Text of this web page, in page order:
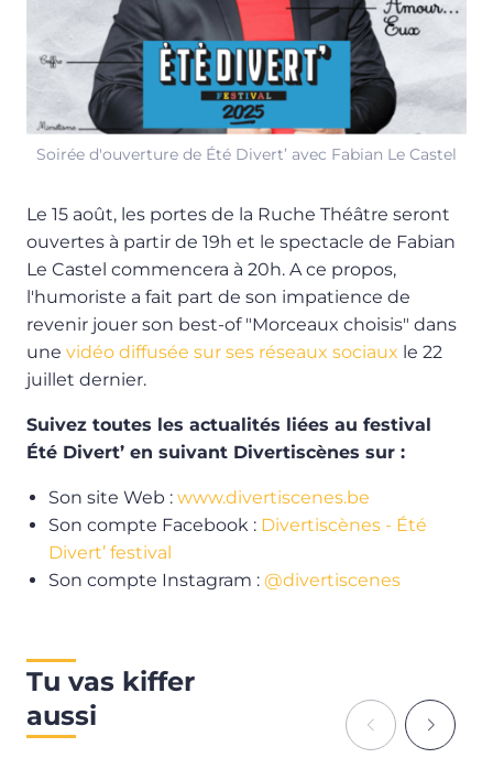
Soirée d'ouverture de Été Divert’ avec Fabian Le Castel
Le 15 août, les portes de la Ruche Théâtre seront
ouvertes à partir de 19h et le spectacle de Fabian
Le Castel commencera à 20h. A ce propos,
l'humoriste a fait part de son impatience de
revenir jouer son best-of "Morceaux choisis" dans
une vidéo diffusée sur ses réseaux sociaux le 22
juillet dernier.
Suivez toutes les actualités liées au festival
Été Divert’ en suivant Divertiscènes sur :
Son site Web : www.divertiscenes.be
Son compte Facebook : Divertiscènes - Été
Divert’ festival
Son compte Instagram : @divertiscenes
Tu vas kiffer
aussi